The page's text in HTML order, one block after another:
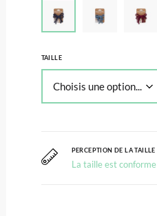
TAILLE
PERCEPTION DE LA TAILLE
La taille est conforme